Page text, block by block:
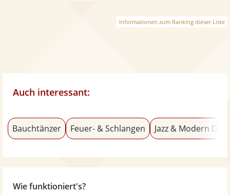
Informationen zum Ranking dieser Liste
Auch interessant:
Bauchtänzer Feuer- & Schlangen Jazz & Modern
Wie funktioniert's?